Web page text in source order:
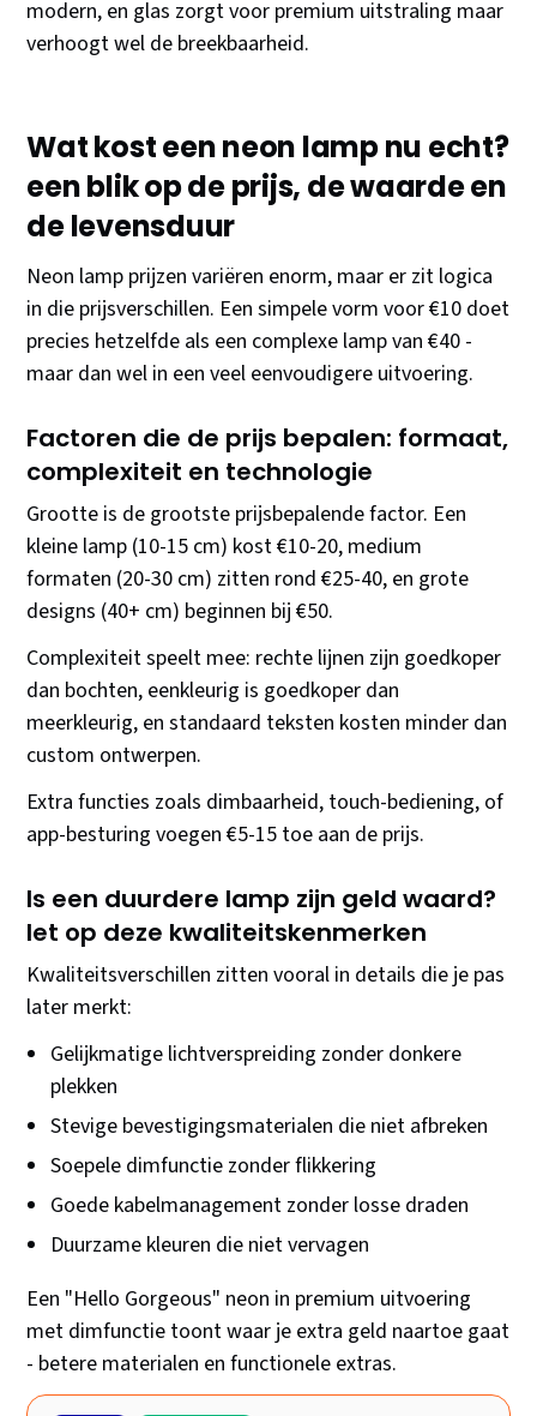
modern, en glas zorgt voor premium uitstraling maar
verhoogt wel de breekbaarheid.
Wat kost een neon lamp nu echt?
een blik op de prijs, de waarde en
de levensduur
Neon lamp prijzen variëren enorm, maar er zit logica
in die prijsverschillen. Een simpele vorm voor €10 doet
precies hetzelfde als een complexe lamp van €40 -
maar dan wel in een veel eenvoudigere uitvoering.
Factoren die de prijs bepalen: formaat,
complexiteit en technologie
Grootte is de grootste prijsbepalende factor. Een
kleine lamp (10-15 cm) kost €10-20, medium
formaten (20-30 cm) zitten rond €25-40, en grote
designs (40+ cm) beginnen bij €50.
Complexiteit speelt mee: rechte lijnen zijn goedkoper
dan bochten, eenkleurig is goedkoper dan
meerkleurig, en standaard teksten kosten minder dan
custom ontwerpen.
Extra functies zoals dimbaarheid, touch-bediening, of
app-besturing voegen €5-15 toe aan de prijs.
Is een duurdere lamp zijn geld waard?
let op deze kwaliteitskenmerken
Kwaliteitsverschillen zitten vooral in details die je pas
later merkt:
Gelijkmatige lichtverspreiding zonder donkere
plekken
Stevige bevestigingsmaterialen die niet afbreken
Soepele dimfunctie zonder flikkering
Goede kabelmanagement zonder losse draden
Duurzame kleuren die niet vervagen
Een "Hello Gorgeous" neon in premium uitvoering
met dimfunctie toont waar je extra geld naartoe gaat
- betere materialen en functionele extras.